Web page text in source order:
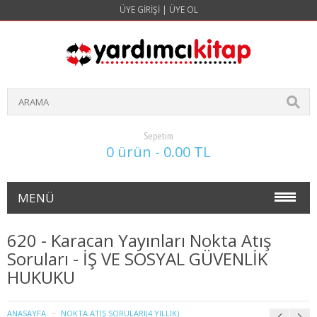
ÜYE GIRIŞI | ÜYE OL
Sepetim
0 ürün - 0.00 TL
MENÜ
İŞLETME
620 - Karacan Yayınları Nokta Atış
Soruları - İŞ VE SOSYAL GÜVENLİK
HUKUKU
ANASAYFA
NOKTA ATIŞ SORULARI(4 YILLIK)